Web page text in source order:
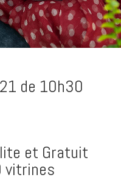
de 10h30
et Gratuit
vitrines